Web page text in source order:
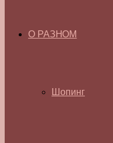
О РАЗНОМ
Шопинг